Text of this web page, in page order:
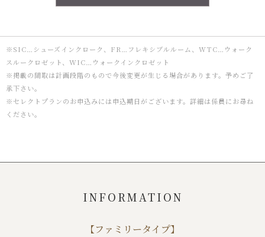
※SIC…シューズインクローク、FR…フレキシブルルーム、WTC…ウォーク
スルークロゼット、WIC…ウォークインクロゼット
※掲載の間取は計画段階のもので今後変更が生じる場合があります。予めご了
承下さい。
※セレクトプランのお申込みには申込期日がございます。詳細は係員にお尋ね
ください。
INFORMATION
【ファミリータイプ】